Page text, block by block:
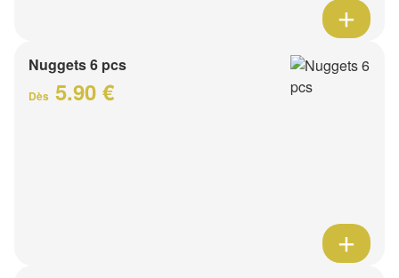
Nuggets 6 pcs
Dès 5.90 €